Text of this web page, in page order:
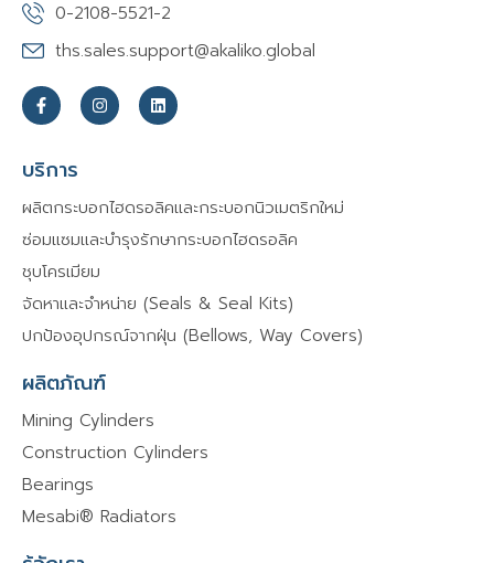
0-2108-5521-2
ths.sales.support@akaliko.global
F
a
c
b
o
k
f
I
n
s
a
L
i
n
n
บริการ
ผลิตกระบอกไฮดรอลิคและกระบอกนิวเมตริกใหม่
ซ่อมแซมและบำรุงรักษากระบอกไฮดรอลิค
ชุบโครเมียม
จัดหาและจำหน่าย (Seals & Seal Kits)
ปกป้องอุปกรณ์จากฝุ่น (Bellows, Way Covers)
ผลิตภัณฑ์
Mining Cylinders
Construction Cylinders
Bearings
Mesabi® Radiators